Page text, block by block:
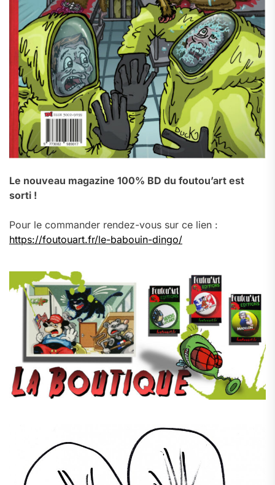
Le nouveau magazine 100% BD du foutou’art est
sorti !
Pour le commander rendez-vous sur ce lien :
https://foutouart.fr/le-babouin-dingo/